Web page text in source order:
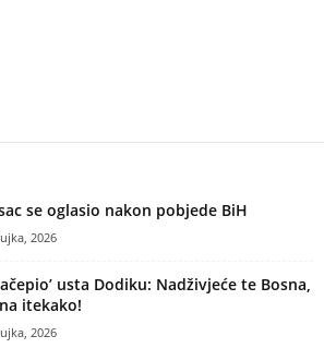
se oglasio nakon pobjede BiH
2026
usta Dodiku: Nadživjeće te Bosna,
itekako!
2026